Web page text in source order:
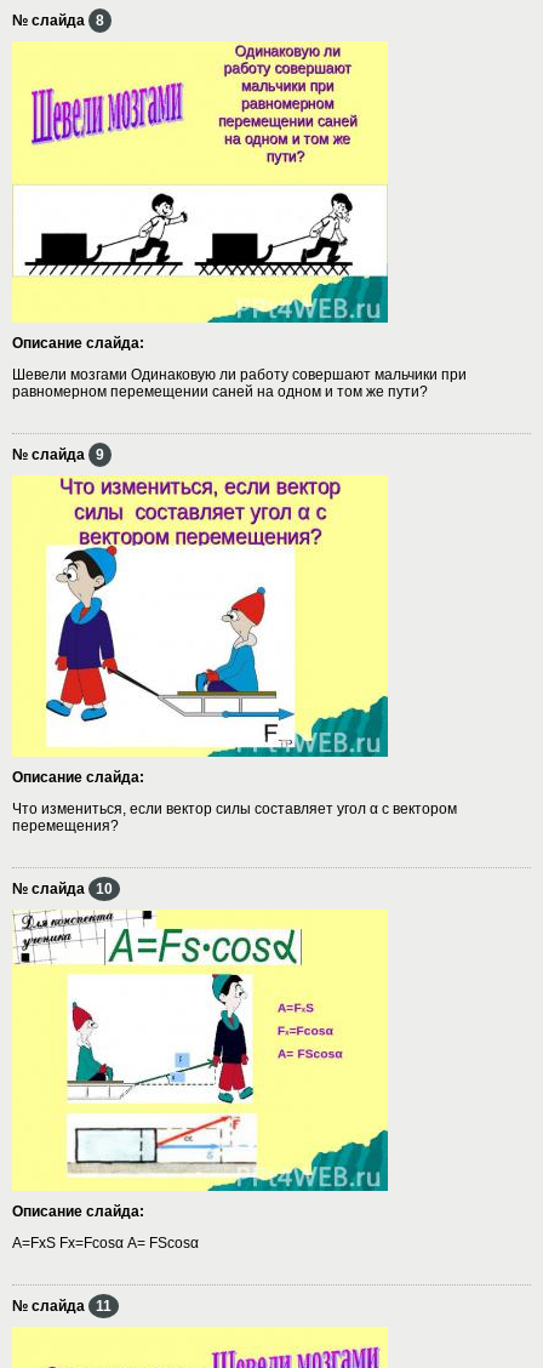
№ слайда 8
Описание слайда:
Шевели мозгами Одинаковую ли работу совершают мальчики при
равномерном перемещении саней на одном и том же пути?
№ слайда 9
Описание слайда:
Что измениться, если вектор силы составляет угол α с вектором
перемещения?
№ слайда 10
Описание слайда:
A=FxS Fx=Fcosα A= FScosα
№ слайда 11